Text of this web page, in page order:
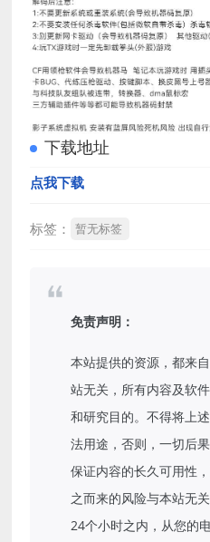
下载地址
点我下载
标签： 暂无标签
免责声明：
本站提供的资源，都来
站无关，所有内容及软
和研究目的。不得将上
法用途，否则，一切后
保证内容的长久可用性
之而来的风险与本站无
24个小时之内，从您的